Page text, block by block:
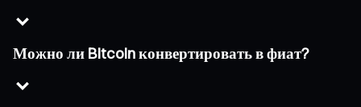
Можно ли Bitcoin конвертировать в фиат?